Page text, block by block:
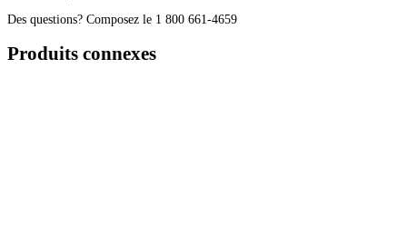
Des questions? Composez le 1 800 661-4659
Produits connexes